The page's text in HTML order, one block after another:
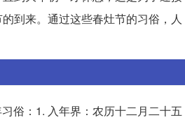
到来。通过这些春灶节的习俗，人
俗：1. 入年界：农历十二月二十五